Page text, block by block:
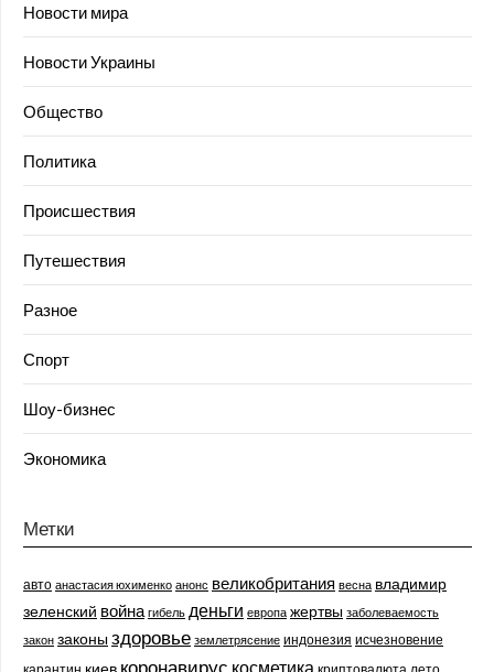
Новости мира
Новости Украины
Общество
Политика
Происшествия
Путешествия
Разное
Спорт
Шоу-бизнес
Экономика
Метки
авто анастасия юхименко анонс великобритания весна владимир
зеленский война гибель деньги европа жертвы заболеваемость
закон законыздоровье землетрясение индонезия исчезновение
киев коронавирус косметика